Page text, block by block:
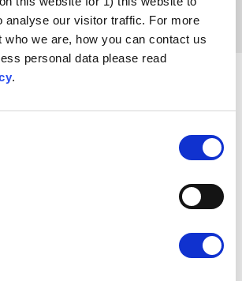
analyse our visitor traffic. For more
who we are, how you can contact us
personal data please read
.
zu sexuellen Aktivitäten verleiten könnte.
einer Person sagen, die sich auf